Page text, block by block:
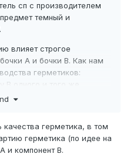
сп с производителем
темный и
влияет строгое
А и бочки В. Как нам
герметиков:
В одного и того же
Производитель
Производитель
не липнет в рамке и
"Это у вас
качества герметика, в том
герметика (по идее на
и компонент В.